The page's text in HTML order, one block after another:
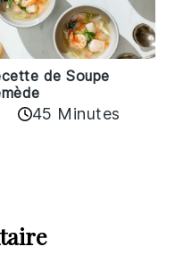
de Soupe
45 Minutes